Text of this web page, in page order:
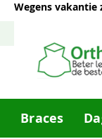
Wegens
Braces